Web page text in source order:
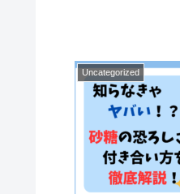
Uncategorized